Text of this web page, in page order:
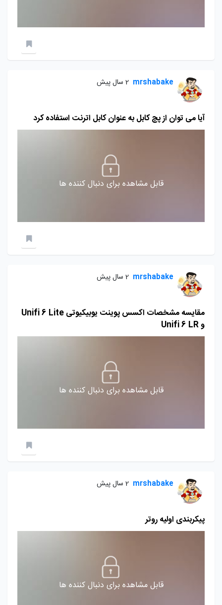
mrshabake 2 سال پیش
آیا می توان از پچ کابل به عنوان کابل اترنت استفاده کرد
قابل مشاهده برای دنبال کننده ها
mrshabake 2 سال پیش
مقایسه مشخصات اکسس پوینت یوبیکیوتی Unifi 6 Lite
و Unifi 6 LR
قابل مشاهده برای دنبال کننده ها
mrshabake 2 سال پیش
پیکربندی اولیه روتر
قابل مشاهده برای دنبال کننده ها